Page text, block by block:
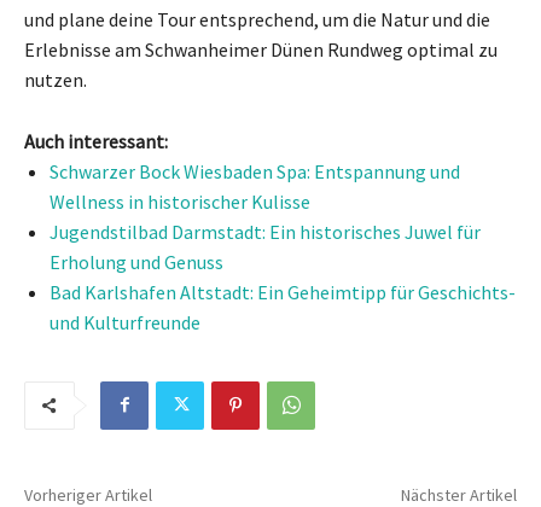
und plane deine Tour entsprechend, um die Natur und die
Erlebnisse am Schwanheimer Dünen Rundweg optimal zu
nutzen.
Auch interessant:
Schwarzer Bock Wiesbaden Spa: Entspannung und
Wellness in historischer Kulisse
Jugendstilbad Darmstadt: Ein historisches Juwel für
Erholung und Genuss
Bad Karlshafen Altstadt: Ein Geheimtipp für Geschichts-
und Kulturfreunde
Vorheriger Artikel Nächster Artikel